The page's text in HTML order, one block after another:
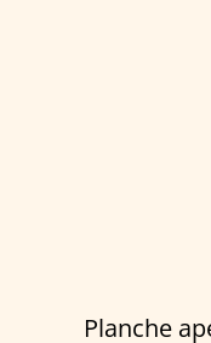
Planche